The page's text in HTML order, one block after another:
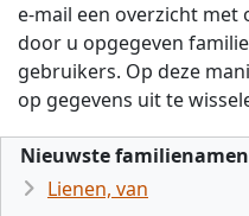
e-mail een overzicht
door u opgegeven
gebruikers. Op deze
op gegevens uit te
Nieuwste familienamen
Lienen, van